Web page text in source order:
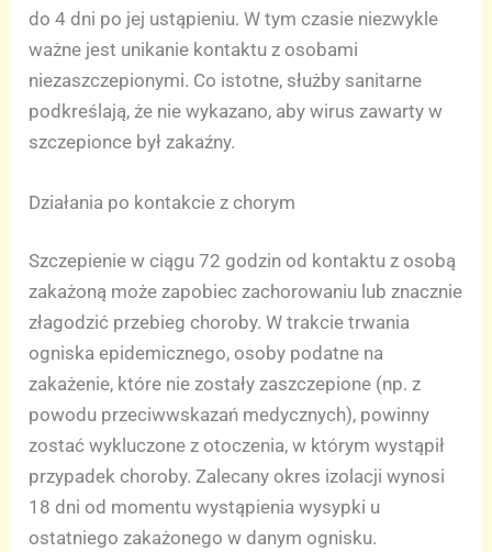
do 4 dni po jej ustąpieniu. W tym czasie niezwykle
ważne jest unikanie kontaktu z osobami
niezaszczepionymi. Co istotne, służby sanitarne
podkreślają, że nie wykazano, aby wirus zawarty w
szczepionce był zakaźny.
Działania po kontakcie z chorym
Szczepienie w ciągu 72 godzin od kontaktu z osobą
zakażoną może zapobiec zachorowaniu lub znacznie
złagodzić przebieg choroby. W trakcie trwania
ogniska epidemicznego, osoby podatne na
zakażenie, które nie zostały zaszczepione (np. z
powodu przeciwwskazań medycznych), powinny
zostać wykluczone z otoczenia, w którym wystąpił
przypadek choroby. Zalecany okres izolacji wynosi
18 dni od momentu wystąpienia wysypki u
ostatniego zakażonego w danym ognisku.